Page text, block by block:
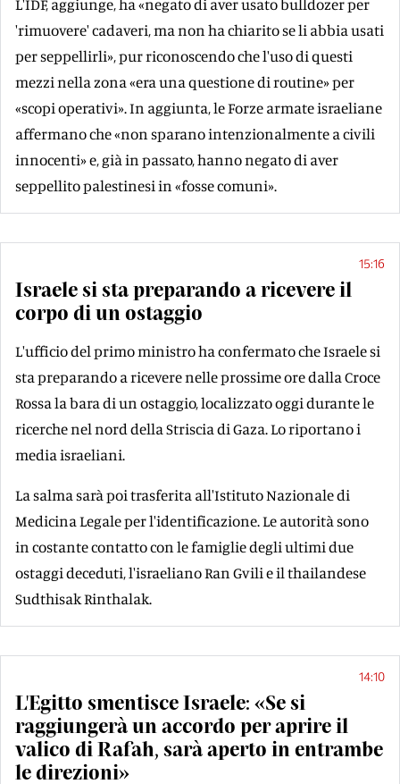
L'IDF, aggiunge, ha «negato di aver usato bulldozer per
'rimuovere' cadaveri, ma non ha chiarito se li abbia usati
per seppellirli», pur riconoscendo che l'uso di questi
mezzi nella zona «era una questione di routine» per
«scopi operativi». In aggiunta, le Forze armate israeliane
affermano che «non sparano intenzionalmente a civili
innocenti» e, già in passato, hanno negato di aver
seppellito palestinesi in «fosse comuni».
15:16
Israele si sta preparando a ricevere il
corpo di un ostaggio
L'ufficio del primo ministro ha confermato che Israele si
sta preparando a ricevere nelle prossime ore dalla Croce
Rossa la bara di un ostaggio, localizzato oggi durante le
ricerche nel nord della Striscia di Gaza. Lo riportano i
media israeliani.
La salma sarà poi trasferita all'Istituto Nazionale di
Medicina Legale per l'identificazione. Le autorità sono
in costante contatto con le famiglie degli ultimi due
ostaggi deceduti, l'israeliano Ran Gvili e il thailandese
Sudthisak Rinthalak.
14:10
L'Egitto smentisce Israele: «Se si
raggiungerà un accordo per aprire il
valico di Rafah, sarà aperto in entrambe
le direzioni»